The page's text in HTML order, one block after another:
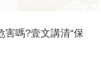
害嗎?壹文講清“保